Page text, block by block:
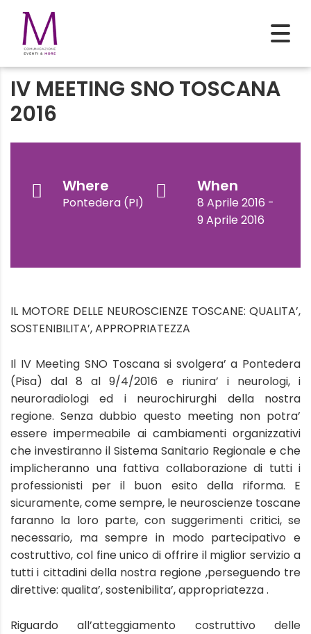
IV MEETING SNO TOSCANA
2016
Where
Pontedera (PI)
When
8 Aprile 2016 -
9 Aprile 2016
IL MOTORE DELLE NEUROSCIENZE TOSCANE: QUALITA’,
SOSTENIBILITA’, APPROPRIATEZZA
Il IV Meeting SNO Toscana si svolgera’ a Pontedera
(Pisa) dal 8 al 9/4/2016 e riunira’ i neurologi, i
neuroradiologi ed i neurochirurghi della nostra
regione. Senza dubbio questo meeting non potra’
essere impermeabile ai cambiamenti organizzativi
che investiranno il Sistema Sanitario Regionale e che
implicheranno una fattiva collaborazione di tutti i
professionisti per il buon esito della riforma. E
sicuramente, come sempre, le neuroscienze toscane
faranno la loro parte, con suggerimenti critici, se
necessario, ma sempre in modo partecipativo e
costruttivo, col fine unico di offrire il miglior servizio a
tutti i cittadini della nostra regione ,perseguendo tre
direttive: qualita’, sostenibilita’, appropriatezza .
Riguardo all’atteggiamento costruttivo delle